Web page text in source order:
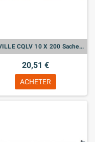
CHEVILLE CQLV 10 X 200 Sachet de 10
20,51 €
ACHETER